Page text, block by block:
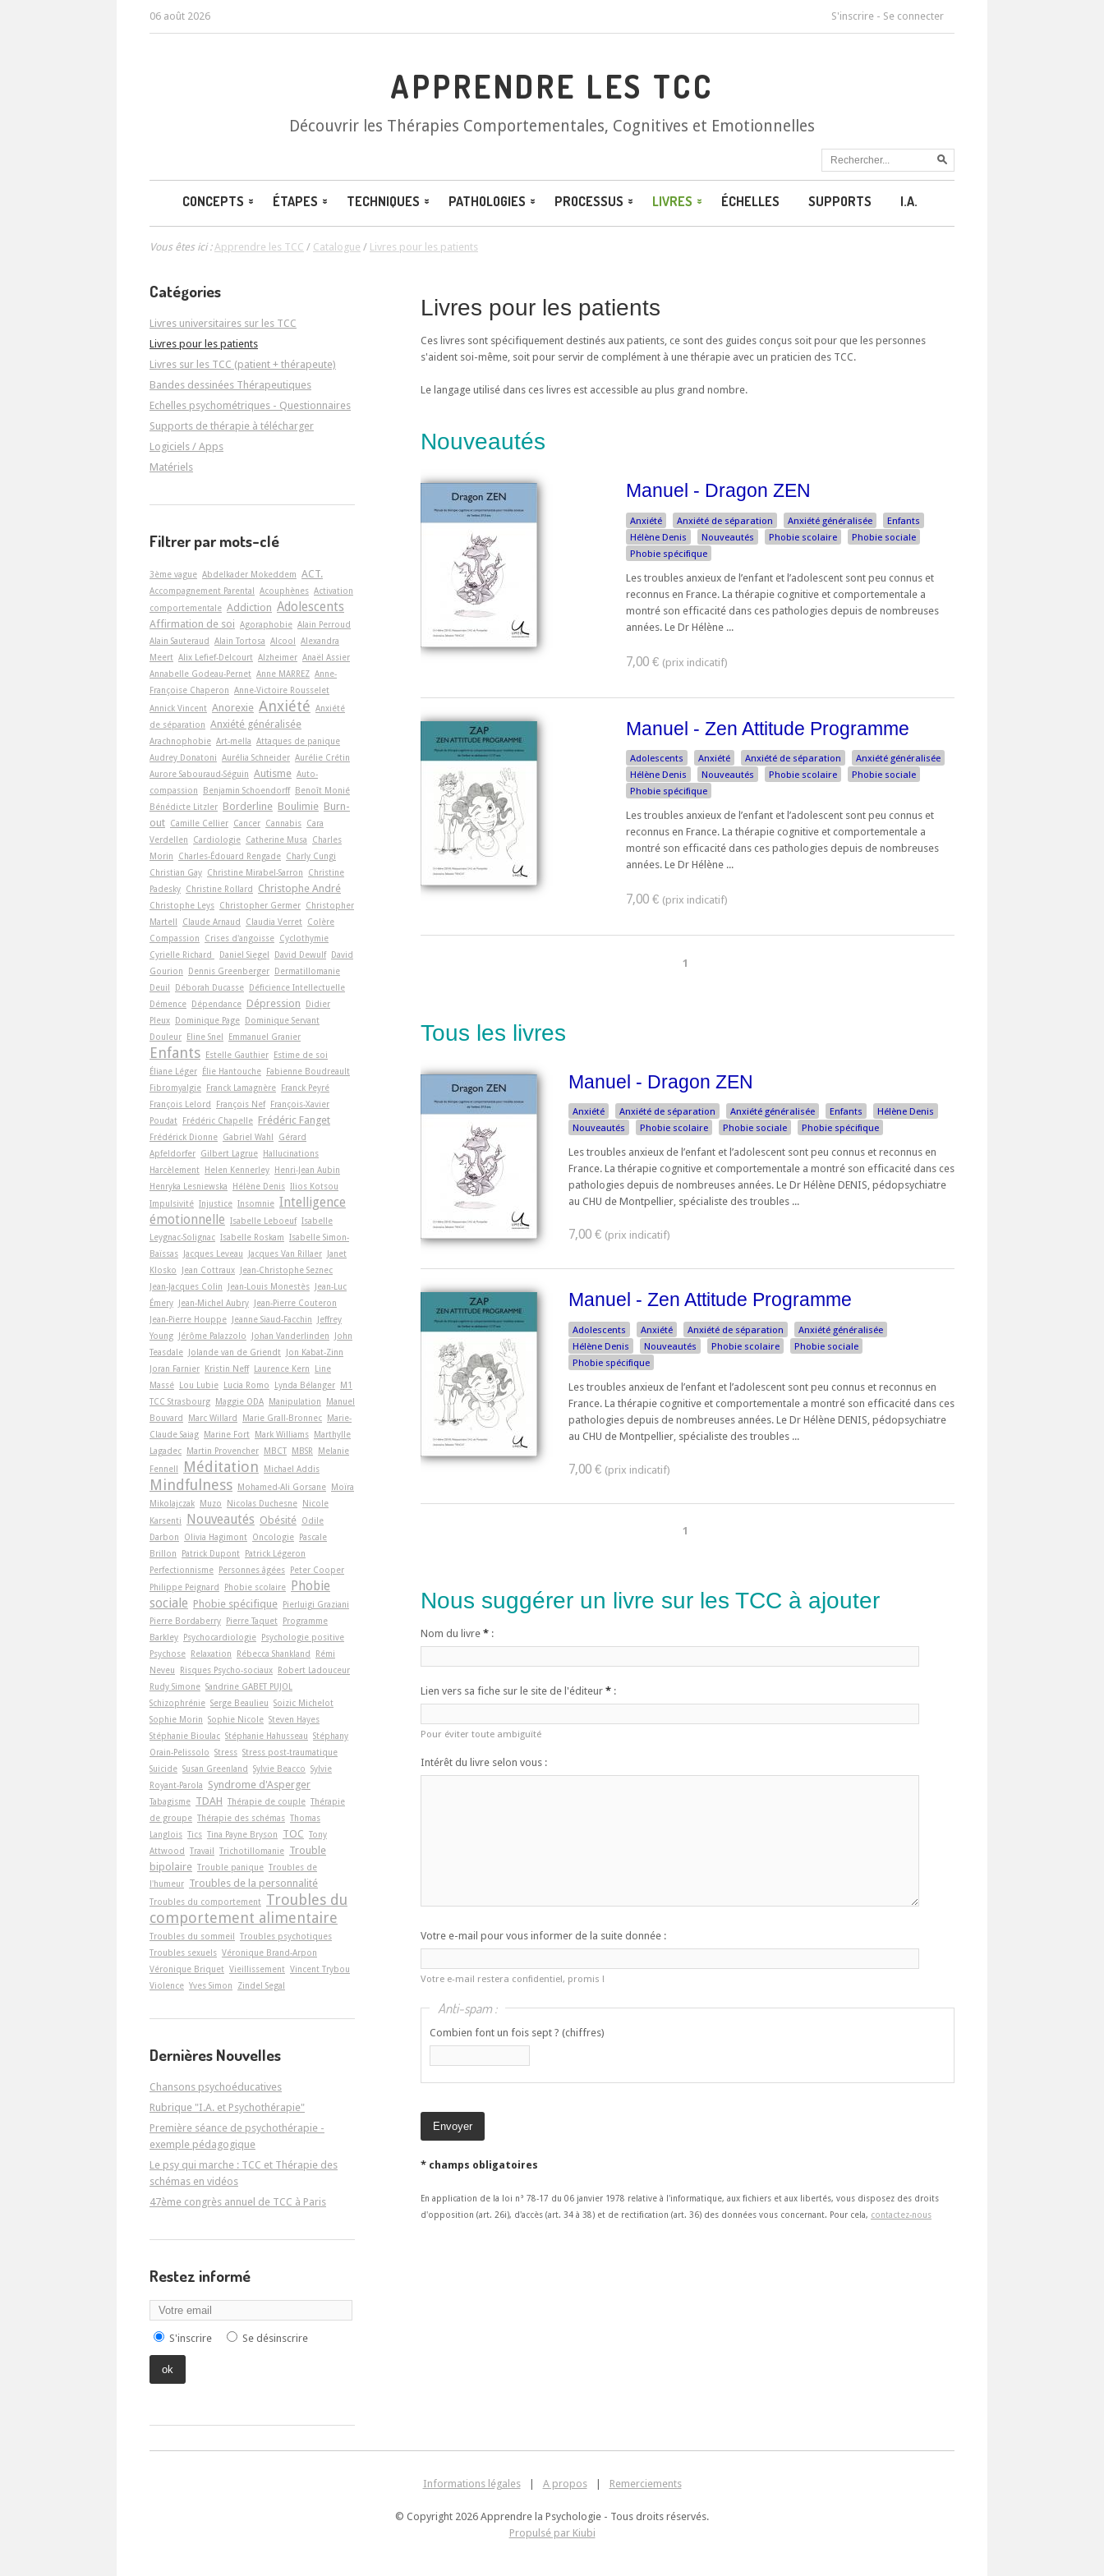
06 août 2026 S'inscrire - Se connecter
APPRENDRE LES TCC
Découvrir les Thérapies Comportementales, Cognitives et Emotionnelles
CONCEPTS ÉTAPES TECHNIQUES PATHOLOGIES PROCESSUS LIVRES ÉCHELLES SUPPORTS I.A.
Vous êtes ici :Apprendre les TCC / Catalogue / Livres pour les patients
Livres pour les patients
Ces livres sont spécifiquement destinés aux patients, ce sont des guides conçus soit pour que les personnes
s'aident soi-même, soit pour servir de complément à une thérapie avec un praticien des TCC.
Le langage utilisé dans ces livres est accessible au plus grand nombre.
Nouveautés
Manuel - Dragon ZEN
Anxiété Anxiété de séparation Anxiété généralisée
Enfants
Hélène Denis
Nouveautés Phobie scolaire
Phobie sociale
Phobie spécifique
Les troubles anxieux de l’enfant et l’adolescent sont peu connus et
reconnus en France. La thérapie cognitive et comportementale a
montré son efficacité dans ces pathologies depuis de nombreuses
années. Le Dr Hélène ...
7,00 €
Manuel - Zen Attitude Programme
Adolescents Anxiété Anxiété de séparation
Anxiété généralisée
Hélène Denis
Nouveautés Phobie scolaire
Phobie sociale
Phobie spécifique
Les troubles anxieux de l’enfant et l’adolescent sont peu connus et
reconnus en France. La thérapie cognitive et comportementale a
montré son efficacité dans ces pathologies depuis de nombreuses
années. Le Dr Hélène ...
7,00 €
1
Tous les livres
Manuel - Dragon ZEN
Anxiété Anxiété de séparation Anxiété généralisée Enfants
Hélène Denis
Nouveautés
Phobie scolaire Phobie sociale Phobie spécifique
Les troubles anxieux de l’enfant et l’adolescent sont peu connus et reconnus en
France. La thérapie cognitive et comportementale a montré son efficacité dans ces
pathologies depuis de nombreuses années. Le Dr Hélène DENIS, pédopsychiatre
au CHU de Montpellier, spécialiste des troubles ...
7,00 €
Manuel - Zen Attitude Programme
Adolescents Anxiété Anxiété de séparation
Anxiété généralisée
Hélène Denis
Nouveautés Phobie scolaire
Phobie sociale
Phobie spécifique
Les troubles anxieux de l’enfant et l’adolescent sont peu connus et reconnus en
France. La thérapie cognitive et comportementale a montré son efficacité dans ces
pathologies depuis de nombreuses années. Le Dr Hélène DENIS, pédopsychiatre
au CHU de Montpellier, spécialiste des troubles ...
7,00 €
1
Nous suggérer un livre sur les TCC à ajouter
Nom du livre * :
Lien vers sa fiche sur le site de l'éditeur * :
Pour éviter toute ambiguïté
Intérêt du livre selon vous :
Votre e-mail pour vous informer de la suite donnée :
Votre e-mail restera confidentiel, promis !
Anti-spam :
Combien font un fois sept ? (chiffres)
* champs obligatoires
En application de la loi n° 78-17 du 06 janvier 1978 relative à l'informatique, aux fichiers et aux libertés, vous disposez des droits
d'opposition (art. 26i), d'accès (art. 34 à 38) et de rectification (art. 36) des données vous concernant. Pour cela, contactez-nous
Catégories
Livres universitaires sur les TCC
Livres pour les patients
Livres sur les TCC (patient + thérapeute)
Bandes dessinées Thérapeutiques
Echelles psychométriques - Questionnaires
Supports de thérapie à télécharger
Logiciels / Apps
Matériels
Filtrer par mots-clé
3ème vague Abdelkader Mokeddem ACT.
Accompagnement Parental Acouphènes Activation
comportementale Addiction Adolescents
Affirmation de soi Agoraphobie Alain Perroud
Alain Sauteraud Alain Tortosa Alcool Alexandra
Meert Alix Lefief-Delcourt Alzheimer Anaël Assier
Annabelle Godeau-Pernet Anne MARREZ Anne-
Françoise Chaperon Anne-Victoire Rousselet
Annick Vincent Anorexie Anxiété Anxiété
de séparation Anxiété généralisée
Arachnophobie Art-­mella Attaques de panique
Audrey Donatoni Aurélia Schneider Aurélie Crétin
Aurore Sabouraud-Séguin Autisme Auto-
compassion
Benjamin Schoendorff Benoît Monié
Bénédicte Litzler Borderline Boulimie Burn-
out Camille Cellier Cancer Cannabis Cara
Verdellen
Cardiologie Catherine Musa
Charles
Morin
Charles-Édouard Rengade Charly Cungi
Christian Gay Christine Mirabel-Sarron
Christine
Padesky Christine Rollard Christophe André
Christophe Leys Christopher Germer Christopher
Martell
Claude Arnaud Claudia Verret Colère
Compassion
Crises d'angoisse Cyclothymie
Cyrielle Richard
Daniel Siegel David Dewulf David
Gourion
Dennis Greenberger Dermatillomanie
Deuil
Déborah Ducasse Déficience Intellectuelle
Démence Dépendance Dépression
Didier
Pleux Dominique Page Dominique Servant
Douleur Eline Snel Emmanuel Granier
Enfants Estelle Gauthier Estime de soi
Éliane Léger Élie Hantouche Fabienne Boudreault
Fibromyalgie Franck Lamagnère Franck Peyré
François Lelord
François Nef François-Xavier
Poudat Frédéric Chapelle Frédéric Fanget
Frédérick Dionne Gabriel Wahl
Gérard
Apfeldorfer Gilbert Lagrue Hallucinations
Harcèlement Helen Kennerley Henri-Jean Aubin
Henryka Lesniewska
Hélène Denis Ilios Kotsou
Impulsivité Injustice Insomnie Intelligence
émotionnelle Isabelle Leboeuf Isabelle
Leygnac-Solignac Isabelle Roskam Isabelle Simon-
Baïssas Jacques Leveau Jacques Van Rillaer Janet
Klosko
Jean Cottraux Jean-Christophe Seznec
Jean-Jacques Colin
Jean-Louis Monestès Jean-Luc
Émery Jean-Michel Aubry Jean-Pierre Couteron
Jean-Pierre Houppe Jeanne Siaud-Facchin
Jeffrey
Young Jérôme Palazzolo Johan Vanderlinden
John
Teasdale Jolande van de Griendt Jon Kabat-Zinn
Joran Farnier Kristin Neff Laurence Kern
Line
Massé Lou Lubie Lucia Romo Lynda Bélanger M1
TCC Strasbourg Maggie ODA Manipulation
Manuel
Bouvard
Marc Willard Marie Grall-Bronnec Marie-
Claude Saiag Marine Fort Mark Williams Marthylle
Lagadec Martin Provencher MBCT MBSR
Melanie
Fennell
Méditation Michael Addis
Mindfulness Mohamed-Ali Gorsane Moïra
Mikolajczak Muzo Nicolas Duchesne Nicole
Karsenti
Nouveautés Obésité Odile
Darbon
Olivia Hagimont Oncologie Pascale
Brillon
Patrick Dupont Patrick Légeron
Perfectionnisme Personnes âgées Peter Cooper
Philippe Peignard
Phobie scolaire
Phobie
sociale Phobie spécifique Pierluigi Graziani
Pierre Bordaberry Pierre Taquet Programme
Barkley Psychocardiologie Psychologie positive
Psychose Relaxation Rébecca Shankland
Rémi
Neveu
Risques Psycho-sociaux Robert Ladouceur
Rudy Simone Sandrine GABET PUJOL
Schizophrénie Serge Beaulieu Soizic Michelot
Sophie Morin Sophie Nicole Steven Hayes
Stéphanie Bioulac Stéphanie Hahusseau Stéphany
Orain-Pelissolo Stress Stress post-traumatique
Suicide Susan Greenland Sylvie Beacco Sylvie
Royant-Parola
Syndrome d'Asperger
Tabagisme TDAH Thérapie de couple Thérapie
de groupe Thérapie des schémas Thomas
Langlois Tics Tina Payne Bryson TOC Tony
Attwood Travail Trichotillomanie Trouble
bipolaire Trouble panique Troubles de
l'humeur Troubles de la personnalité
Troubles du comportement Troubles du
comportement alimentaire
Troubles du sommeil Troubles psychotiques
Troubles sexuels Véronique Brand-Arpon
Véronique Briquet Vieillissement Vincent Trybou
Violence Yves Simon Zindel Segal
Dernières Nouvelles
Chansons psychoéducatives
Rubrique "I.A. et Psychothérapie"
Première séance de psychothérapie -
exemple pédagogique
Le psy qui marche : TCC et Thérapie des
schémas en vidéos
47ème congrès annuel de TCC à Paris
Restez informé
S'inscrire Se désinscrire
Informations légales A propos Remerciements
© Copyright 2026 Apprendre la Psychologie - Tous droits réservés.
Propulsé par Kiubi